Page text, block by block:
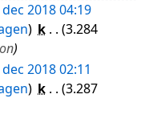
dec 2018 04:19
k
3.284
2018 02:11
k
3.287